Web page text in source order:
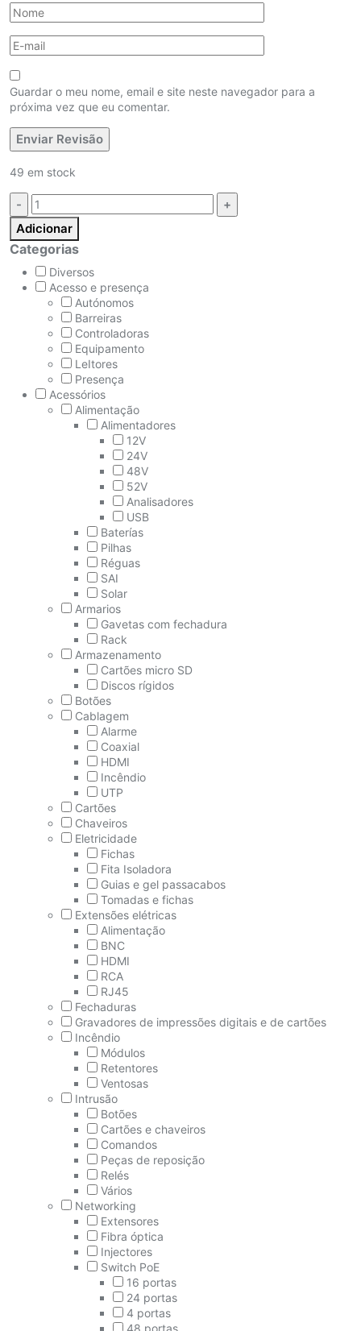
Guardar o meu nome, email e site neste navegador para a
próxima vez que eu comentar.
49 em stock
Quantidade:
Adicionar
Categorias
Diversos
Acesso e presença
Autónomos
Barreiras
Controladoras
Equipamento
LeItores
Presença
Acessórios
Alimentação
Alimentadores
12V
24V
48V
52V
Analisadores
USB
Baterías
Pilhas
Réguas
SAI
Solar
Armarios
Gavetas com fechadura
Rack
Armazenamento
Cartões micro SD
Discos rígidos
Botões
Cablagem
Alarme
Coaxial
HDMI
Incêndio
UTP
Cartões
Chaveiros
Eletricidade
Fichas
Fita Isoladora
Guias e gel passacabos
Tomadas e fichas
Extensões elétricas
Alimentação
BNC
HDMI
RCA
RJ45
Fechaduras
Gravadores de impressões digitais e de cartões
Incêndio
Módulos
Retentores
Ventosas
Intrusão
Botões
Cartões e chaveiros
Comandos
Peças de reposição
Relés
Vários
Networking
Extensores
Fibra óptica
Injectores
Switch PoE
16 portas
24 portas
4 portas